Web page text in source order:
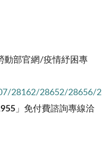
動部官網/疫情紓困專
28162/28652/28656/
」免付費諮詢專線洽